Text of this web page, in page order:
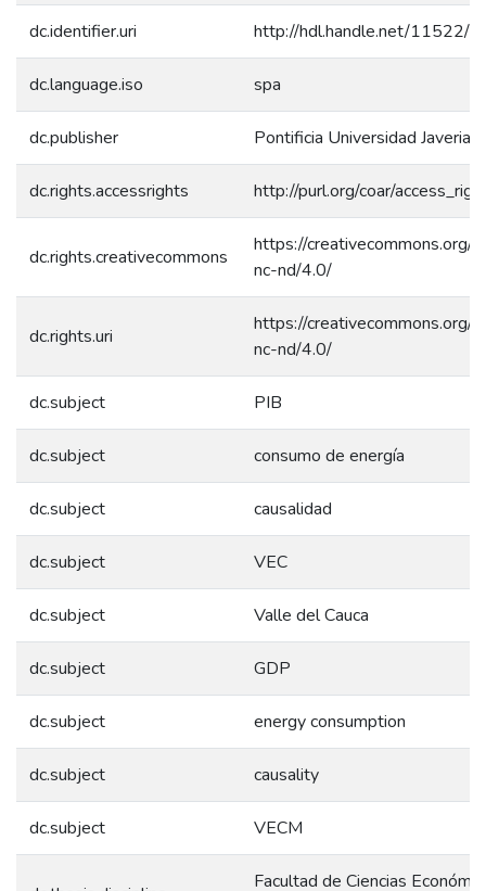
dc.identifier.uri http://hdl.handle.net/11522/
dc.language.iso spa
dc.publisher Pontificia Universidad
dc.rights.accessrights http://purl.org/coar/
dc.rights.creativecommons
https://creativecommons.org/
nc-nd/4.0/
dc.rights.uri
https://creativecommons.org/
nc-nd/4.0/
dc.subject PIB
dc.subject consumo de energía
dc.subject causalidad
dc.subject VEC
dc.subject Valle del Cauca
dc.subject GDP
dc.subject energy consumption
dc.subject causality
dc.subject VECM
Facultad de Ciencias